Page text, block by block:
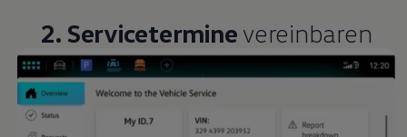
2. Servicetermine vereinbaren